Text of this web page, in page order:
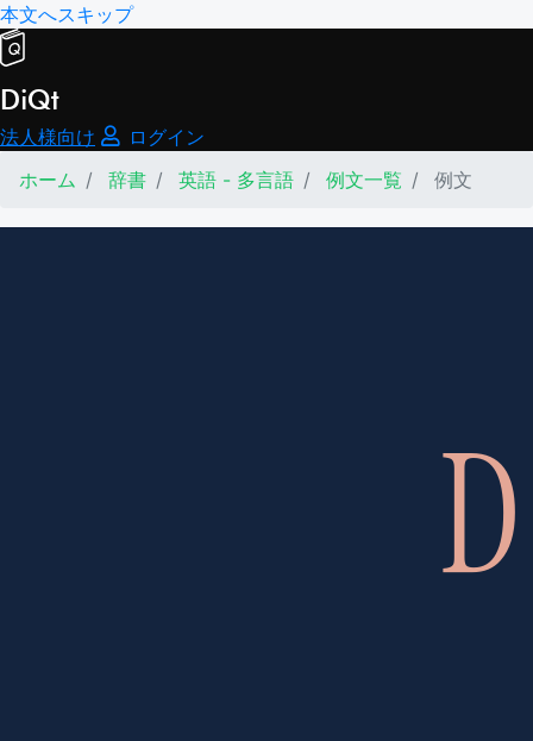
本文へスキップ
DiQt
法人様向け
ログイン
ホーム
辞書 英語 - 多言語 例文一覧 例文